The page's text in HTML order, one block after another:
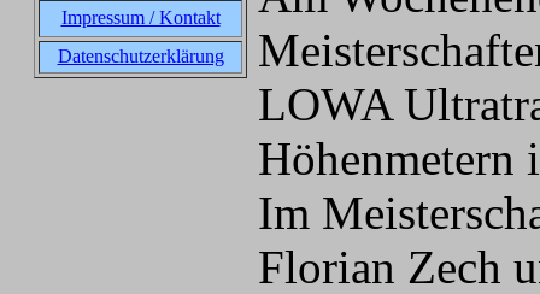
Impressum / Kontakt
Datenschutzerklärung
LOWA
Höhenmetern
Im
Florian Zech